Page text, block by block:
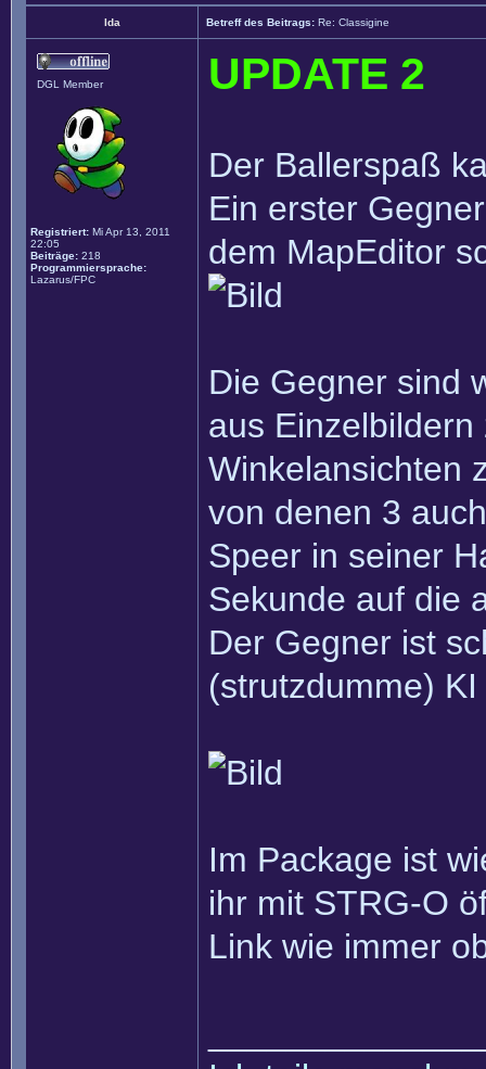
Ida Betreff des Beitrags: Re: Classigine
DGL Member
Registriert: Mi Apr 13, 2011
22:05
Beiträge: 218
Programmiersprache:
Lazarus/FPC
UPDATE 2
Der Ballerspaß
Ein erster
dem MapEditor
Die Gegner sind
aus
Winkelansichten
von denen 3
Speer in seiner
Sekunde auf die
Der Gegner ist
(strutzdumme)
Im Package ist
ihr mit STRG-O
Link wie immer